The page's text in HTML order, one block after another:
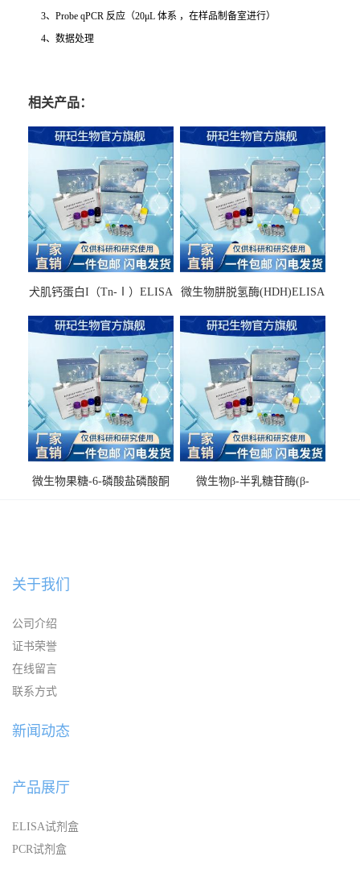
3、Probe qPCR 反应（20μL 体系 ，在样品制备室进行）
4、数据处理
相关产品：
犬肌钙蛋白I（Tn-Ⅰ）ELISA
微生物肼脱氢酶(HDH)ELISA
微生物果糖-6-磷酸盐磷酸酮
微生物β-半乳糖苷酶(β-
关于我们
公司介绍
证书荣誉
在线留言
联系方式
新闻动态
产品展厅
ELISA试剂盒
PCR试剂盒